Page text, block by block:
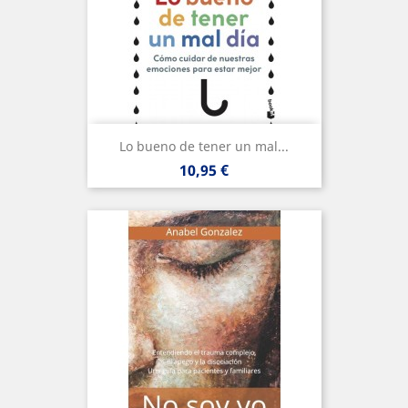
Lo bueno de tener un mal...
Precio
10,95 €